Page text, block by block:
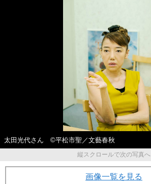
太田光代さん ©平松市聖／文藝春秋
縦スクロールで次の写真へ
画像一覧を見る